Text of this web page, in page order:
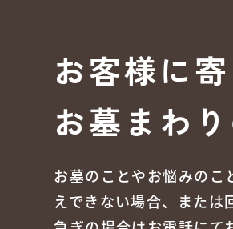
お客様に
お墓まわ
お墓のことやお悩みのこ
えできない場合、または